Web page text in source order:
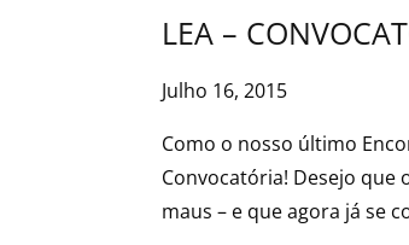
LEA –
Julho 16, 2015
Como o nosso último
Convocatória! Desejo que
maus – e que agora já se